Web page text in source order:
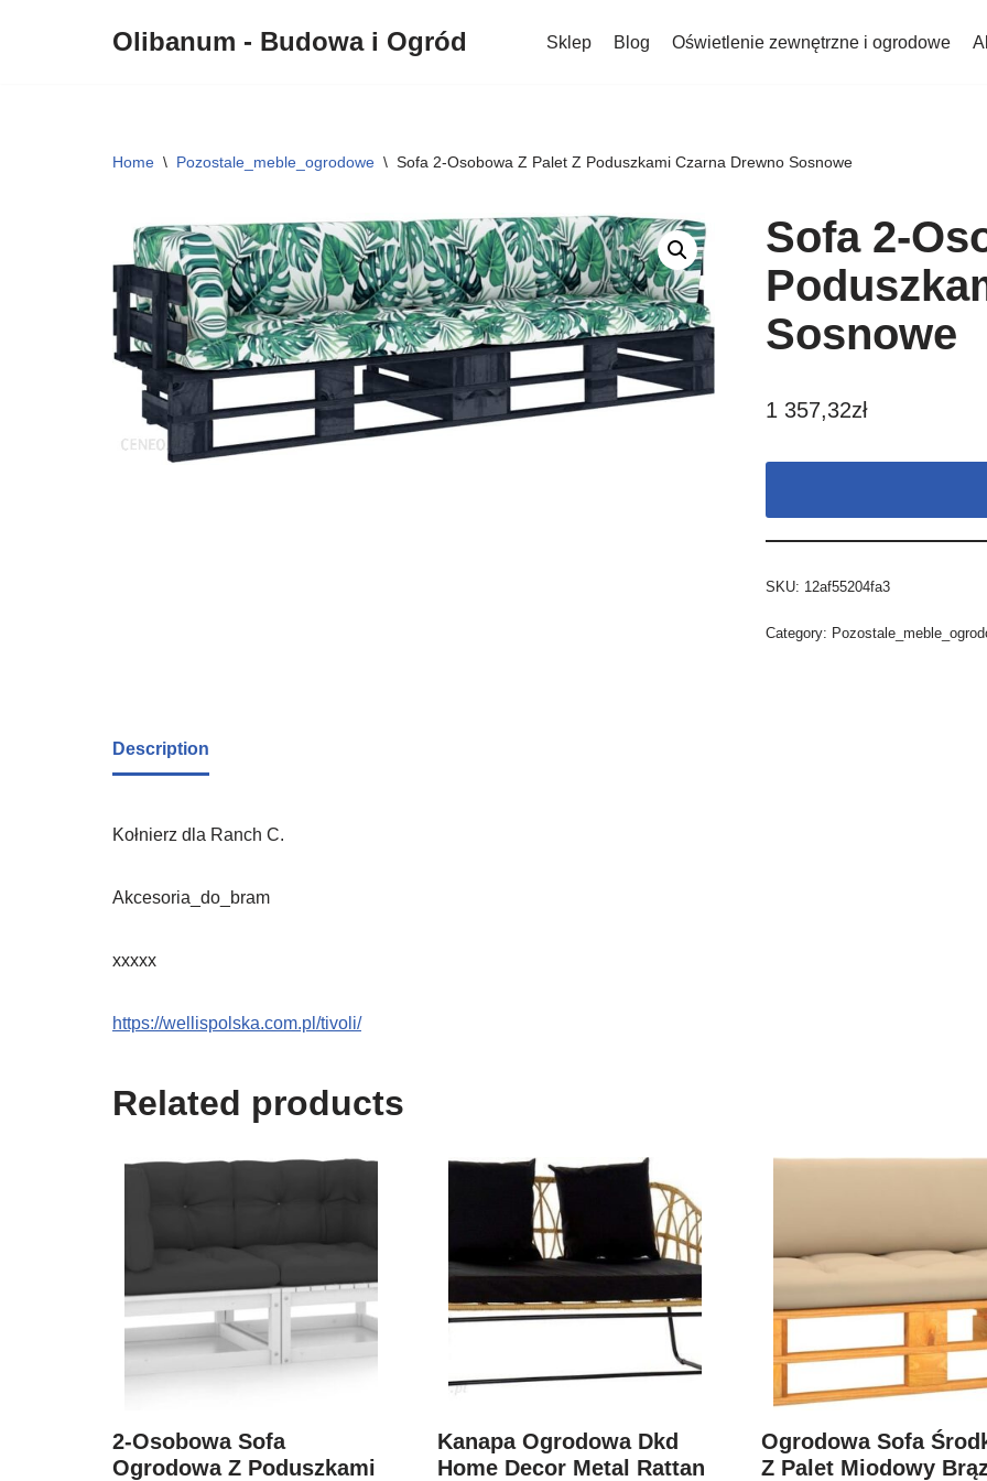
Olibanum - Budowa i Ogród Sklep Blog Oświetlenie zewnętrzne i ogrodowe
Home \ Pozostale_meble_ogrodowe \ Sofa 2-Osobowa Z Palet Z Poduszkami Czarna Drewno Sosnowe
Sofa 2-
Sosnowe
1 357,32zł
SKU: 12af55204fa3
Category:
Description
Kołnierz dla Ranch C.
Akcesoria_do_bram
xxxxx
https://wellispolska.com.pl/tivoli/
Related products
2-Osobowa Sofa
Ogrodowa Z Poduszkami
Kanapa Ogrodowa Dkd
Home Decor Metal Rattan
Ogrodowa Sofa
Z Palet Miodowy